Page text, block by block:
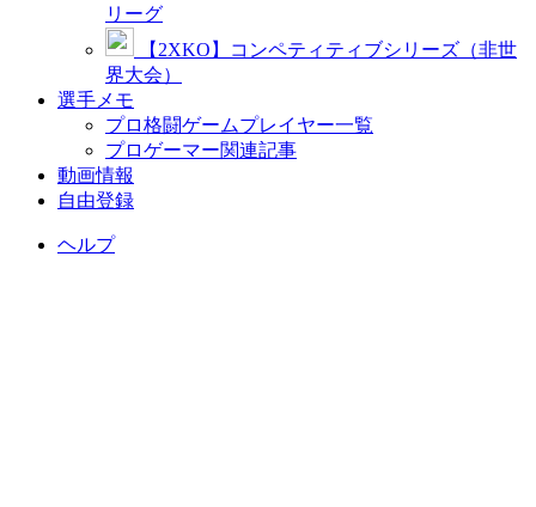
リーグ
【2XKO】コンペティティブシリーズ（非世
界大会）
選手メモ
プロ格闘ゲームプレイヤー一覧
プロゲーマー関連記事
動画情報
自由登録
ヘルプ